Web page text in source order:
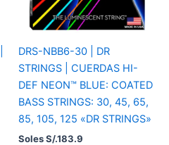
DRS-NBB6-30 | DR
STRINGS | CUERDAS HI-
DEF NEON™ BLUE: COATED
BASS STRINGS: 30, 45, 65,
85, 105, 125 «DR STRINGS»
Soles S/.183.9